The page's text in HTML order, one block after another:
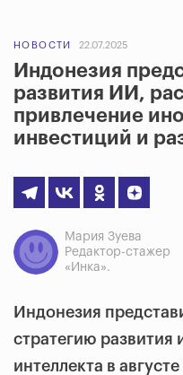
НОВОСТИ 22.07.2025
Индонезия
развития ИИ,
привлечение
инвестиций и
Мария Зуева
Редактор-стажер
«Инка».
Индонезия
стратегию развития
интеллекта в